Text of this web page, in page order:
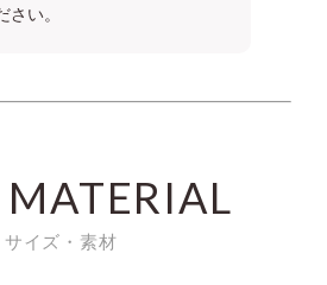
さい。
サイズ・素材